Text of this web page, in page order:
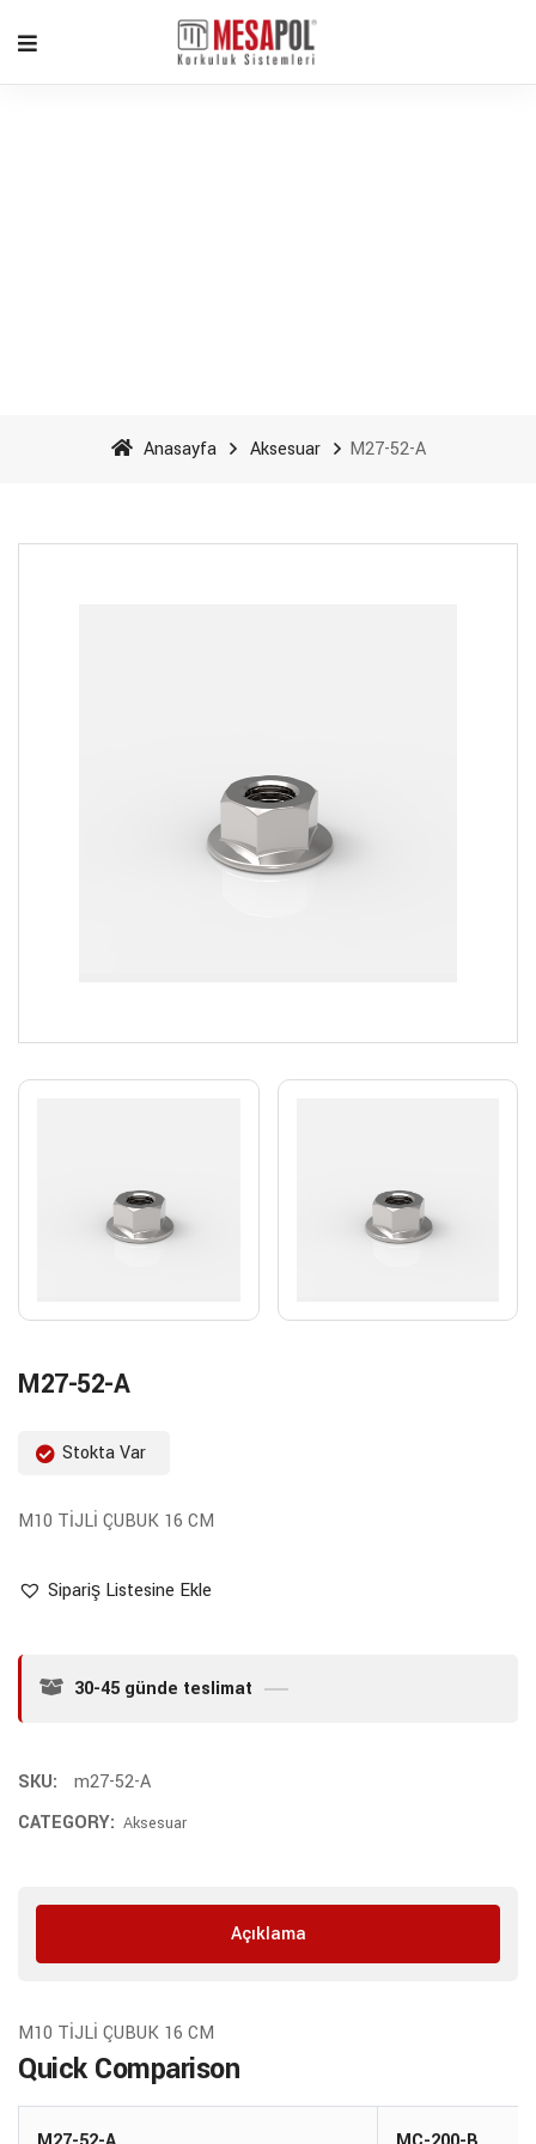
Anasayfa Aksesuar M27-52-A
M27-52-A
Stokta Var
M10 TİJLİ ÇUBUK 16 CM
Sipariş Listesine Ekle
30-45 günde teslimat
SKU:
m27-52-A
CATEGORY: Aksesuar
Açıklama
M10 TİJLİ ÇUBUK 16 CM
Quick Comparison